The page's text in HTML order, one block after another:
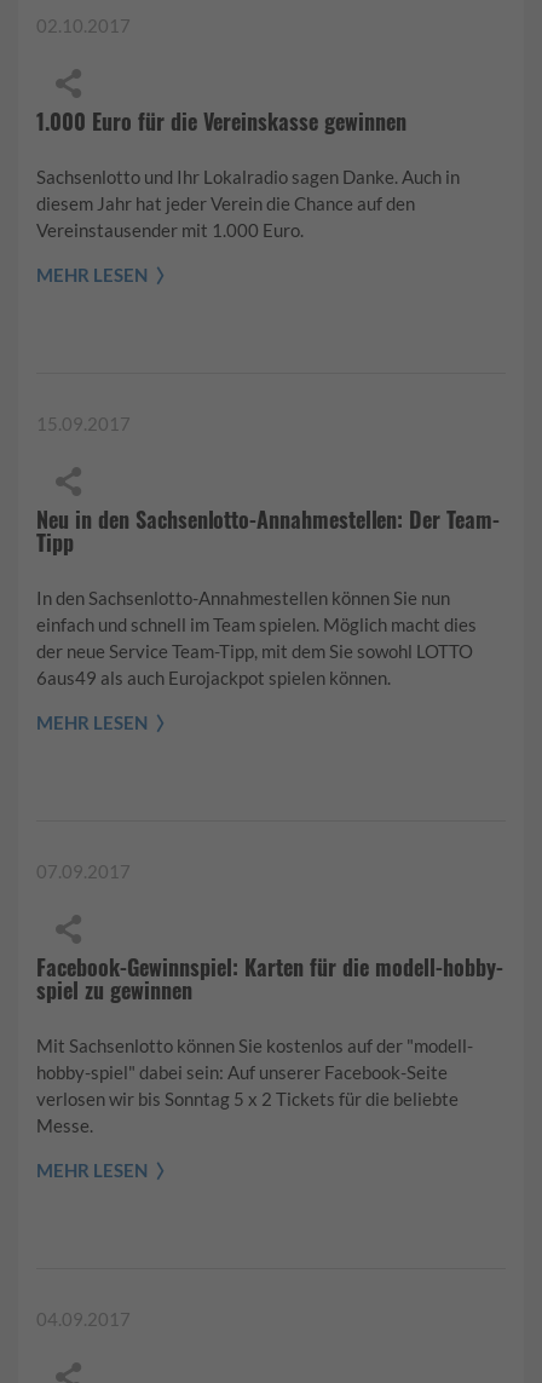
02.10.2017
1.000 Euro für die Vereinskasse gewinnen
Sachsenlotto und Ihr Lokalradio sagen Danke. Auch in
diesem Jahr hat jeder Verein die Chance auf den
Vereinstausender mit 1.000 Euro.
MEHR LESEN
15.09.2017
Neu in den Sachsenlotto-Annahmestellen: Der Team-
Tipp
In den Sachsenlotto-Annahmestellen können Sie nun
einfach und schnell im Team spielen. Möglich macht dies
der neue Service Team-Tipp, mit dem Sie sowohl LOTTO
6aus49 als auch Eurojackpot spielen können.
MEHR LESEN
07.09.2017
Facebook-Gewinnspiel: Karten für die modell-hobby-
spiel zu gewinnen
Mit Sachsenlotto können Sie kostenlos auf der "modell-
hobby-spiel" dabei sein: Auf unserer Facebook-Seite
verlosen wir bis Sonntag 5 x 2 Tickets für die beliebte
Messe.
MEHR LESEN
04.09.2017